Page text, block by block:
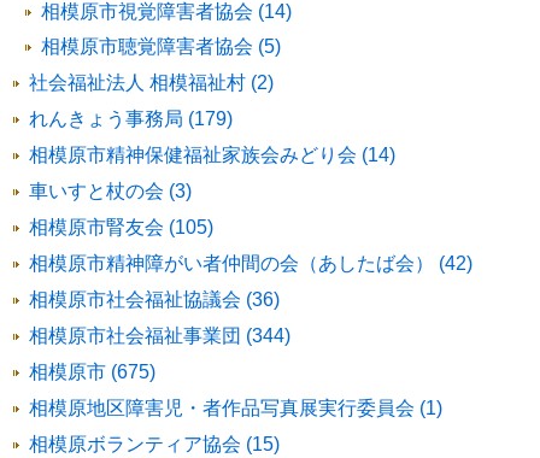
相模原市視覚障害者協会 (14)
相模原市聴覚障害者協会 (5)
社会福祉法人 相模福祉村 (2)
れんきょう事務局 (179)
相模原市精神保健福祉家族会みどり会 (14)
車いすと杖の会 (3)
相模原市腎友会 (105)
相模原市精神障がい者仲間の会（あしたば会） (42)
相模原市社会福祉協議会 (36)
相模原市社会福祉事業団 (344)
相模原市 (675)
相模原地区障害児・者作品写真展実行委員会 (1)
相模原ボランティア協会 (15)